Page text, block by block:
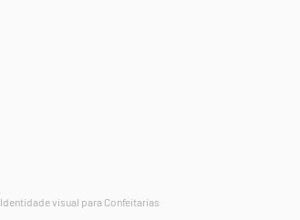
Identidade visual para Confeitarias